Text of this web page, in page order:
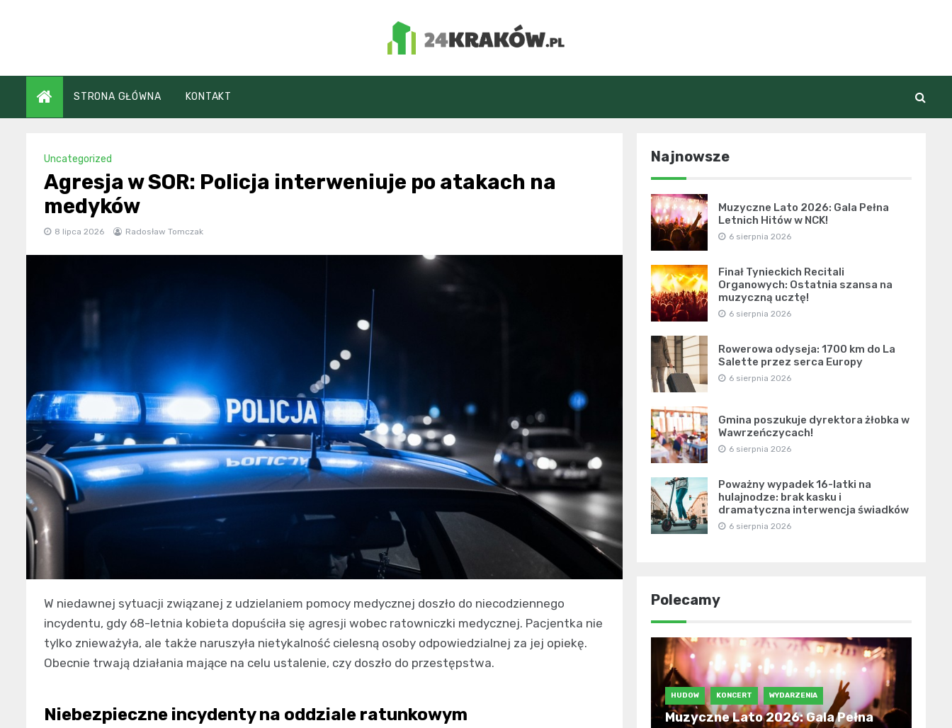
24Kraków.pl
STRONA GŁÓWNA KONTAKT
Uncategorized
Agresja w SOR: Policja interweniuje po atakach na
medyków
8 lipca 2026 Radosław Tomczak
W niedawnej sytuacji związanej z udzielaniem pomocy medycznej doszło do niecodziennego
incydentu, gdy 68-letnia kobieta dopuściła się agresji wobec ratowniczki medycznej. Pacjentka nie
tylko znieważyła, ale także naruszyła nietykalność cielesną osoby odpowiedzialnej za jej opiekę.
Obecnie trwają działania mające na celu ustalenie, czy doszło do przestępstwa.
Niebezpieczne incydenty na oddziale ratunkowym
Najnowsze
Muzyczne Lato 2026: Gala Pełna
Letnich Hitów w NCK!
6 sierpnia 2026
Finał Tynieckich Recitali
Organowych: Ostatnia szansa na
muzyczną ucztę!
6 sierpnia 2026
Rowerowa odyseja: 1700 km do La
Salette przez serca Europy
6 sierpnia 2026
Gmina poszukuje dyrektora żłobka w
Wawrzeńczycach!
6 sierpnia 2026
Poważny wypadek 16-latki na
hulajnodze: brak kasku i
dramatyczna interwencja świadków
6 sierpnia 2026
Polecamy
HUDOW KONCERT WYDARZENIA
Muzyczne Lato 2026: Gala Pełna